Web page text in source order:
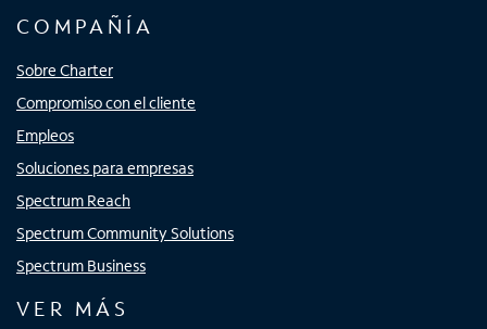
COMPAÑÍA
Sobre Charter
Compromiso con el cliente
Empleos
Soluciones para empresas
Spectrum Reach
Spectrum Community Solutions
Spectrum Business
VER MÁS